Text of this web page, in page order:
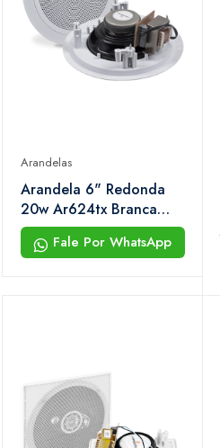
Arandelas
Arandela 6" Redonda
20w Ar624tx Branca
Hayonik
Fale Por WhatsApp